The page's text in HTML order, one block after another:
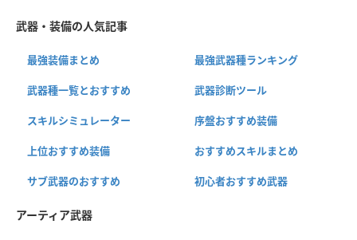
武器・装備の人気記事
最強装備まとめ 最強武器種ランキング
武器種一覧とおすすめ 武器診断ツール
スキルシミュレーター 序盤おすすめ装備
上位おすすめ装備 おすすめスキルまとめ
サブ武器のおすすめ 初心者おすすめ武器
アーティア武器